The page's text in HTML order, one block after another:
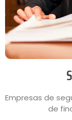
Empresas de
de